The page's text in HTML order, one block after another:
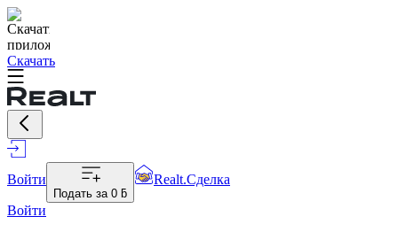
Скачать
Войти
Подать за 0 ƃ
Realt.Сделка
Войти